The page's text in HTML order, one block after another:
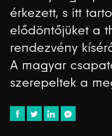
érkezett, s itt
elődöntőjüket a
rendezvény
A magyar
szerepeltek a